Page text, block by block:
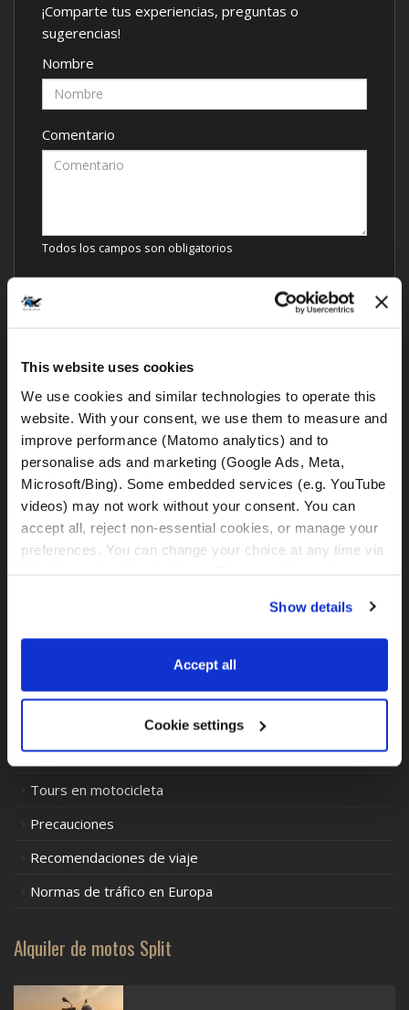
This website uses cookies
We use cookies and similar technologies to operate this
website. With your consent, we use them to measure and
improve performance (Matomo analytics) and to
personalise ads and marketing (Google Ads, Meta,
Microsoft/Bing). Some embedded services (e.g. YouTube
videos) may not work without your consent. You can
accept all, reject non-essential cookies, or manage your
preferences. You can change your choice at any time via
Show details
Accept all
Cookie settings
¡Comparte tus experiencias, preguntas o
sugerencias!
Nombre
Comentario
Todos los campos son obligatorios
Comentarios de otros motoristas
Categorías de blogs
BMW GS y otras motocicletas
Enlaces interesantes e importantes
Alquiler de motos
Tours en motocicleta
Precauciones
Recomendaciones de viaje
Normas de tráfico en Europa
Alquiler de motos Split